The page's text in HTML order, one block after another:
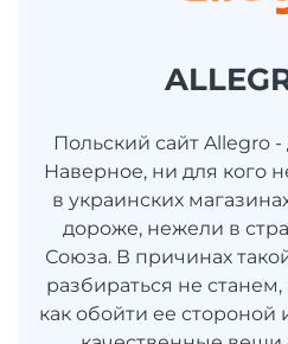
Польский сайт Allegro -
Наверное, ни для кого
в украинских
дороже, нежели в
Союза. В причинах
разбираться не
как обойти ее